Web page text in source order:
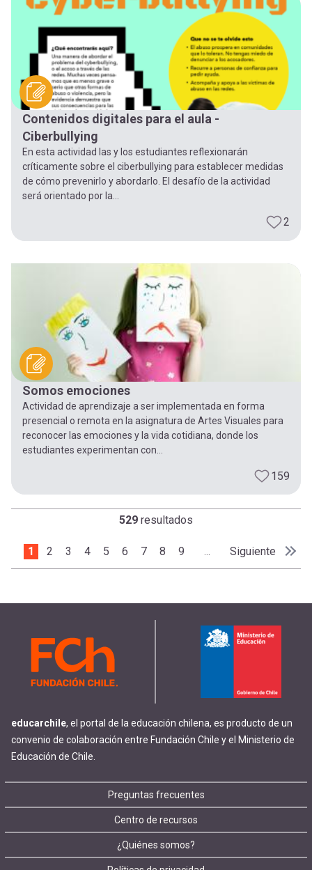
Contenidos digitales para el aula -
Ciberbullying
En esta actividad las y los estudiantes reflexionarán
críticamente sobre el ciberbullying para establecer medidas
de cómo prevenirlo y abordarlo. El desafío de la actividad
será orientado por la...
2
Somos emociones
Actividad de aprendizaje a ser implementada en forma
presencial o remota en la asignatura de Artes Visuales para
reconocer las emociones y la vida cotidiana, donde los
estudiantes experimentan con...
159
529 resultados
Paginación
Página actual
1 Page
2 Page
3 Page
4 Page
5 Page
6 Page
7 Page
8 Page
9 … Siguiente página
Siguiente
educarchile, el portal de la educación chilena, es producto de un
convenio de colaboración entre Fundación Chile y el Ministerio de
Educación de Chile.
Footer
menu
Preguntas frecuentes
Centro de recursos
¿Quiénes somos?